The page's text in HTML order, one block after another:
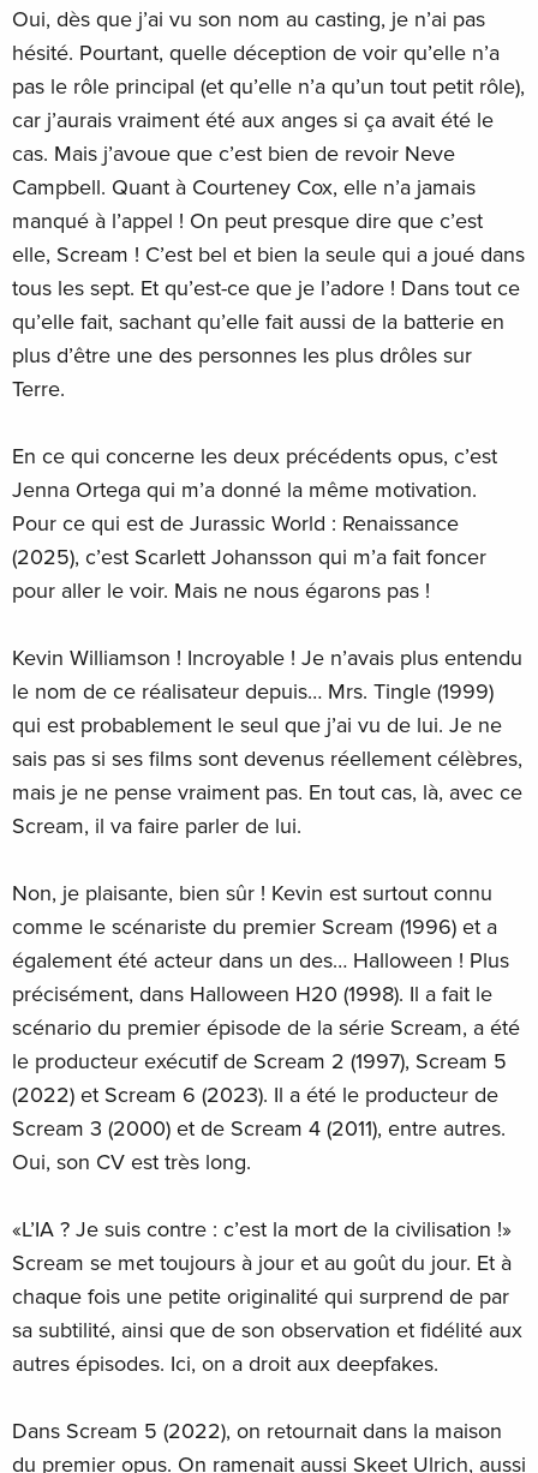
Oui, dès que j’ai vu son nom au casting, je n’ai pas
hésité. Pourtant, quelle déception de voir qu’elle n’a
pas le rôle principal (et qu’elle n’a qu’un tout petit rôle),
car j’aurais vraiment été aux anges si ça avait été le
cas. Mais j’avoue que c’est bien de revoir Neve
Campbell. Quant à Courteney Cox, elle n’a jamais
manqué à l’appel ! On peut presque dire que c’est
elle, Scream ! C’est bel et bien la seule qui a joué dans
tous les sept. Et qu’est-ce que je l’adore ! Dans tout ce
qu’elle fait, sachant qu’elle fait aussi de la batterie en
plus d’être une des personnes les plus drôles sur
Terre.
En ce qui concerne les deux précédents opus, c’est
Jenna Ortega qui m’a donné la même motivation.
Pour ce qui est de Jurassic World : Renaissance
(2025), c’est Scarlett Johansson qui m’a fait foncer
pour aller le voir. Mais ne nous égarons pas !
Kevin Williamson ! Incroyable ! Je n’avais plus entendu
le nom de ce réalisateur depuis… Mrs. Tingle (1999)
qui est probablement le seul que j’ai vu de lui. Je ne
sais pas si ses films sont devenus réellement célèbres,
mais je ne pense vraiment pas. En tout cas, là, avec ce
Scream, il va faire parler de lui.
Non, je plaisante, bien sûr ! Kevin est surtout connu
comme le scénariste du premier Scream (1996) et a
également été acteur dans un des… Halloween ! Plus
précisément, dans Halloween H20 (1998). Il a fait le
scénario du premier épisode de la série Scream, a été
le producteur exécutif de Scream 2 (1997), Scream 5
(2022) et Scream 6 (2023). Il a été le producteur de
Scream 3 (2000) et de Scream 4 (2011), entre autres.
Oui, son CV est très long.
«L’IA ? Je suis contre : c’est la mort de la civilisation !»
Scream se met toujours à jour et au goût du jour. Et à
chaque fois une petite originalité qui surprend de par
sa subtilité, ainsi que de son observation et fidélité aux
autres épisodes. Ici, on a droit aux deepfakes.
Dans Scream 5 (2022), on retournait dans la maison
du premier opus. On ramenait aussi Skeet Ulrich, aussi